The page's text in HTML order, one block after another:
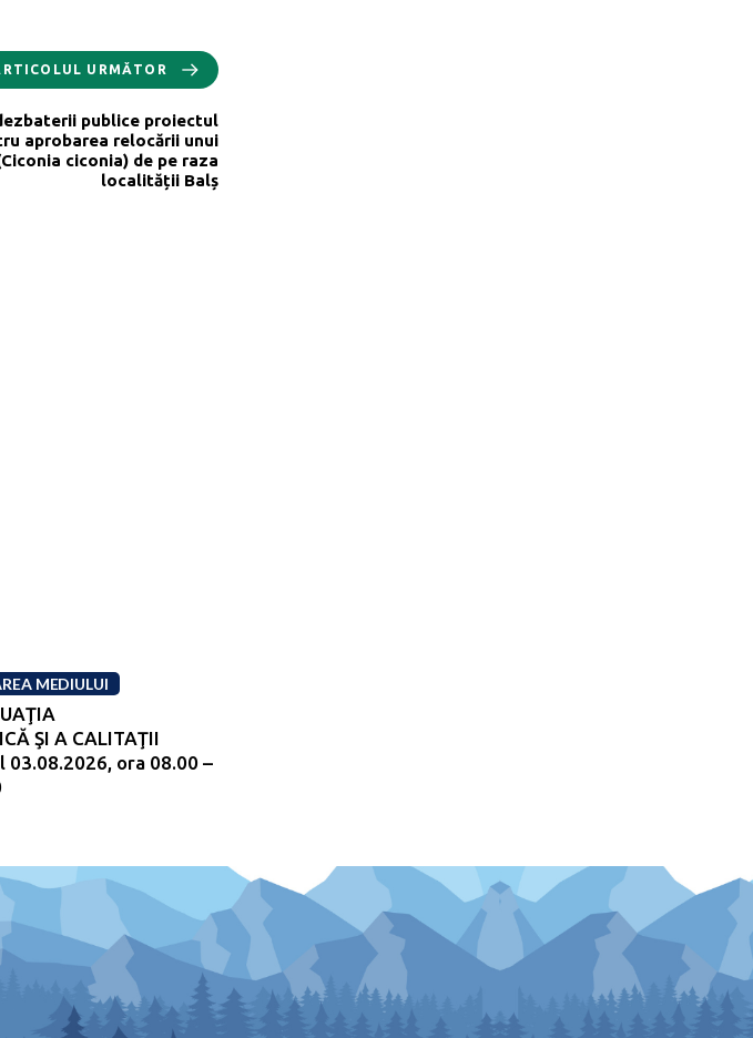
URMĂTOR
publice proiectul
aprobarea relocării unui
ciconia) de pe raza
localității Balș
MEDIULUI
ŞI A CALITAŢII
03.08.2026, ora 08.00 –